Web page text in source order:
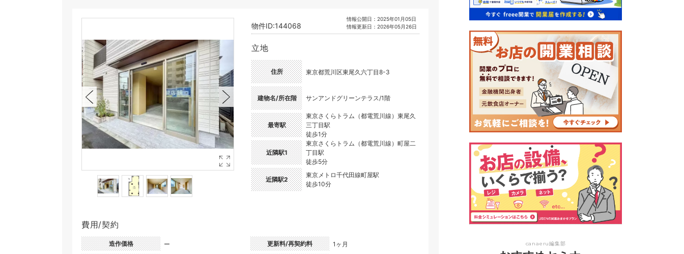
物件ID:144068
情報公開日：2025年01月05日
情報更新日：2026年05月26日
立地
住所 東京都荒川区東尾久六丁目8-3
建物名/所在階 サンアンドグリーンテラス/1階
最寄駅
東京さくらトラム（都電荒川線）東尾久
三丁目駅
徒歩1分
近隣駅1
東京さくらトラム（都電荒川線）町屋二
丁目駅
徒歩5分
近隣駅2
東京メトロ千代田線町屋駅
徒歩10分
費用/契約
造作価格 ー 更新料/再契約料 1ヶ月 canaeru編集部